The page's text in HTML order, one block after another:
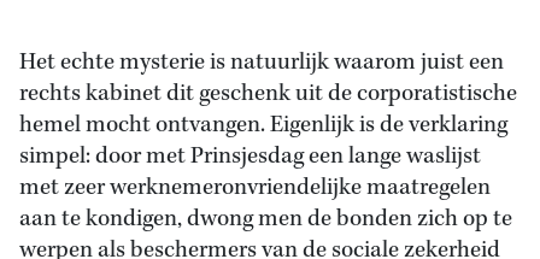
Het echte mysterie is natuurlijk waarom juist een
rechts kabinet dit geschenk uit de corporatistische
hemel mocht ontvangen. Eigenlijk is de verklaring
simpel: door met Prinsjesdag een lange waslijst
met zeer werknemeronvriendelijke maatregelen
aan te kondigen, dwong men de bonden zich op te
werpen als beschermers van de sociale zekerheid